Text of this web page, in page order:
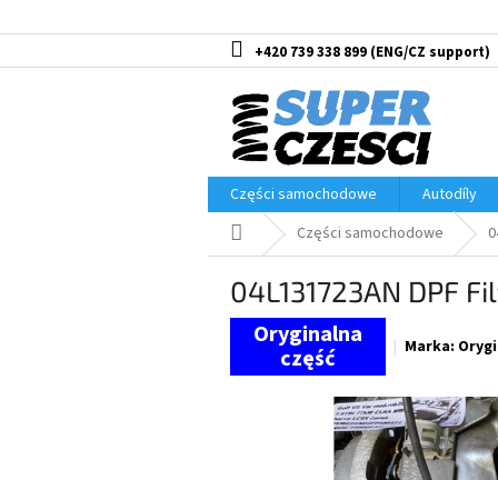
do
+420 739 338 899
Części samochodowe
Autodíly
Home Części samochodowe
04L131723AN DPF
Marka: